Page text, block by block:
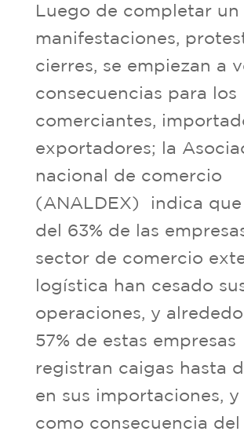
Luego de completar un
manifestaciones,
cierres, se empiezan a
consecuencias para los
comerciantes,
exportadores; la
nacional de comercio
(ANALDEX) indica que
del 63% de las
sector de comercio
logística han cesado
operaciones, y
57% de estas empresas
registran caigas hasta
en sus importaciones, y
como consecuencia del